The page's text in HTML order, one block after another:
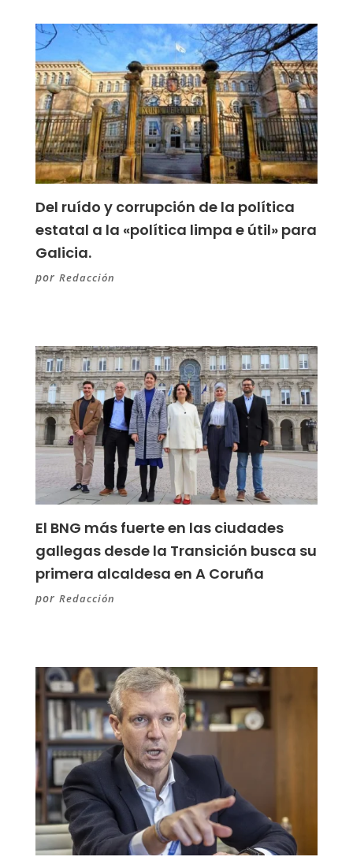
Del ruído y corrupción de la política
estatal a la «política limpa e útil» para
Galicia.
por Redacción
El BNG más fuerte en las ciudades
gallegas desde la Transición busca su
primera alcaldesa en A Coruña
por Redacción